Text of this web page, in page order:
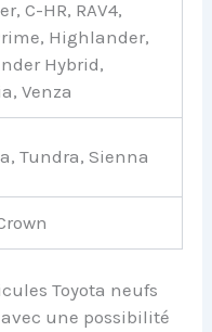
C-HR, RAV4,
Highlander,
Hybrid,
Venza
Tundra, Sienna
Toyota neufs
une possibilité